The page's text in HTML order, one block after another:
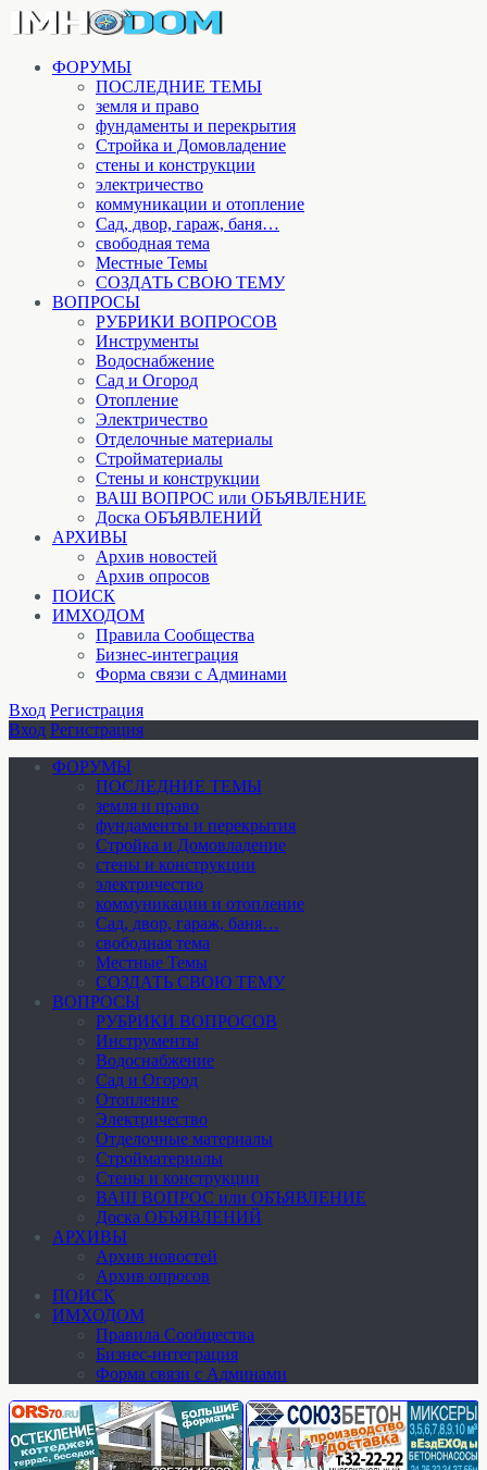
ФОРУМЫ
ПОСЛЕДНИЕ ТЕМЫ
земля и право
фундаменты и перекрытия
Стройка и Домовладение
стены и конструкции
электричество
коммуникации и отопление
Cад, двор, гараж, баня…
свободная тема
Местные Темы
СОЗДАТЬ СВОЮ ТЕМУ
ВОПРОСЫ
РУБРИКИ ВОПРОСОВ
Инструменты
Водоснабжение
Сад и Огород
Отопление
Электричество
Отделочные материалы
Стройматериалы
Стены и конструкции
ВАШ ВОПРОС или ОБЪЯВЛЕНИЕ
Доска ОБЪЯВЛЕНИЙ
АРХИВЫ
Архив новостей
Архив опросов
ПОИСК
ИМХОДОМ
Правила Сообщества
Бизнес-интеграция
Форма связи с Админами
Вход Регистрация
Вход Регистрация
ФОРУМЫ
ПОСЛЕДНИЕ ТЕМЫ
земля и право
фундаменты и перекрытия
Стройка и Домовладение
стены и конструкции
электричество
коммуникации и отопление
Cад, двор, гараж, баня…
свободная тема
Местные Темы
СОЗДАТЬ СВОЮ ТЕМУ
ВОПРОСЫ
РУБРИКИ ВОПРОСОВ
Инструменты
Водоснабжение
Сад и Огород
Отопление
Электричество
Отделочные материалы
Стройматериалы
Стены и конструкции
ВАШ ВОПРОС или ОБЪЯВЛЕНИЕ
Доска ОБЪЯВЛЕНИЙ
АРХИВЫ
Архив новостей
Архив опросов
ПОИСК
ИМХОДОМ
Правила Сообщества
Бизнес-интеграция
Форма связи с Админами